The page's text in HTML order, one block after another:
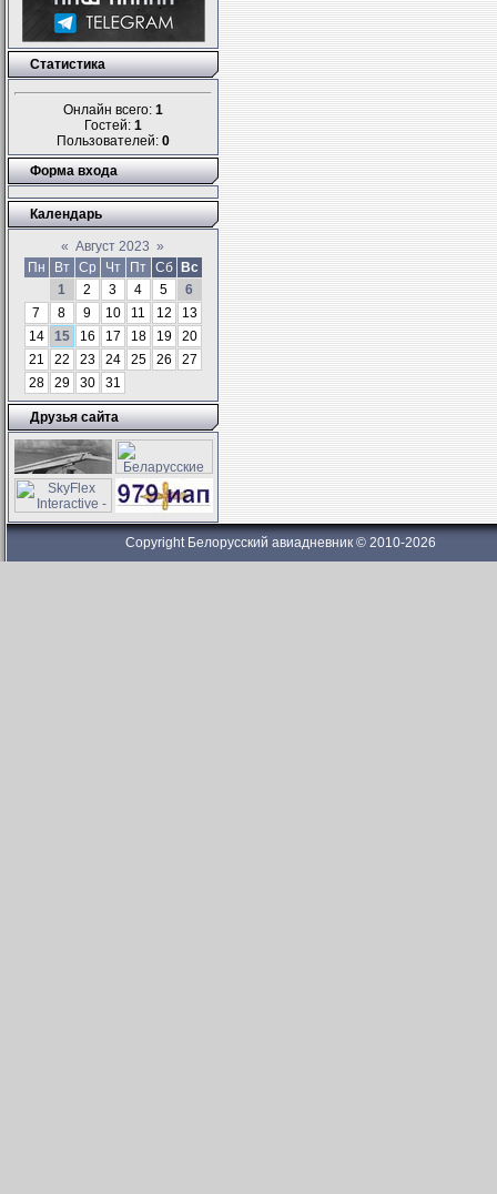
Статистика
Онлайн всего: 1
Гостей: 1
Пользователей: 0
Форма входа
Календарь
« Август 2023 »
Пн
Вт Ср Чт Пт Сб
Вс
1
2 3 4 5
6
7
8 9 10 11 12
13
14
15 16 17 18 19
20
21
22 23 24 25 26
27
28
29 30 31
Друзья сайта
Copyright Белорусский авиадневник © 2010-2026